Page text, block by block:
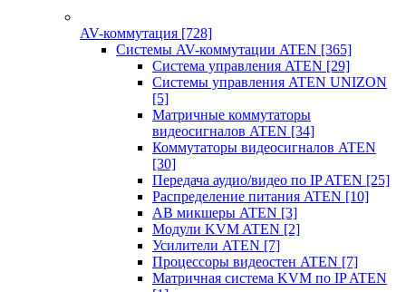
AV-коммутация [728]
Системы AV-коммутации ATEN [365]
Система управления ATEN [29]
Системы управления ATEN UNIZON
[5]
Матричные коммутаторы
видеосигналов ATEN [34]
Коммутаторы видеосигналов ATEN
[30]
Передача аудио/видео по IP ATEN [25]
Распределение питания ATEN [10]
АВ микшеры ATEN [3]
Модули KVM ATEN [2]
Усилители ATEN [7]
Процессоры видеостен ATEN [7]
Матричная система KVM по IP ATEN